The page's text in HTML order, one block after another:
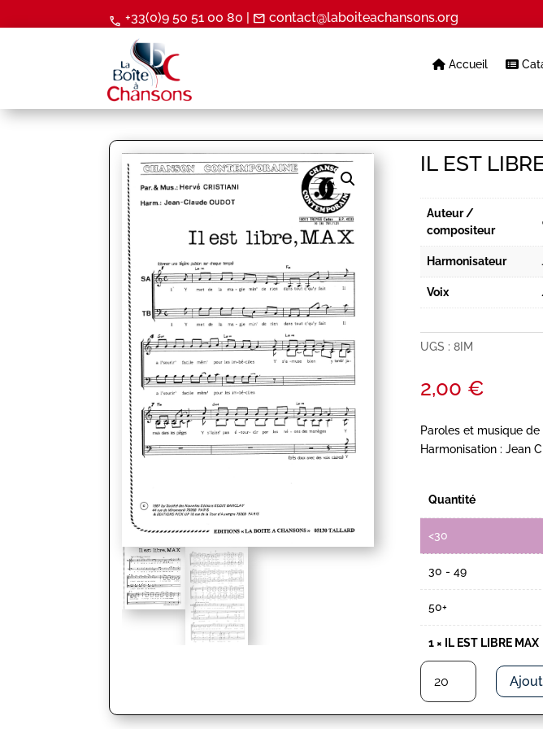
call +33(0)9 50 51 00 80 | mail contact@laboiteachansons.org
Accueil
IL EST
Auteur /
compositeur
Harmonisateur
Voix
UGS :8IM
2,00 €
Paroles et musique de
Harmonisation : Jean
Quantité
<30
30 - 49
50+
1 × IL EST LIBRE MAX
quantité
IL
EST